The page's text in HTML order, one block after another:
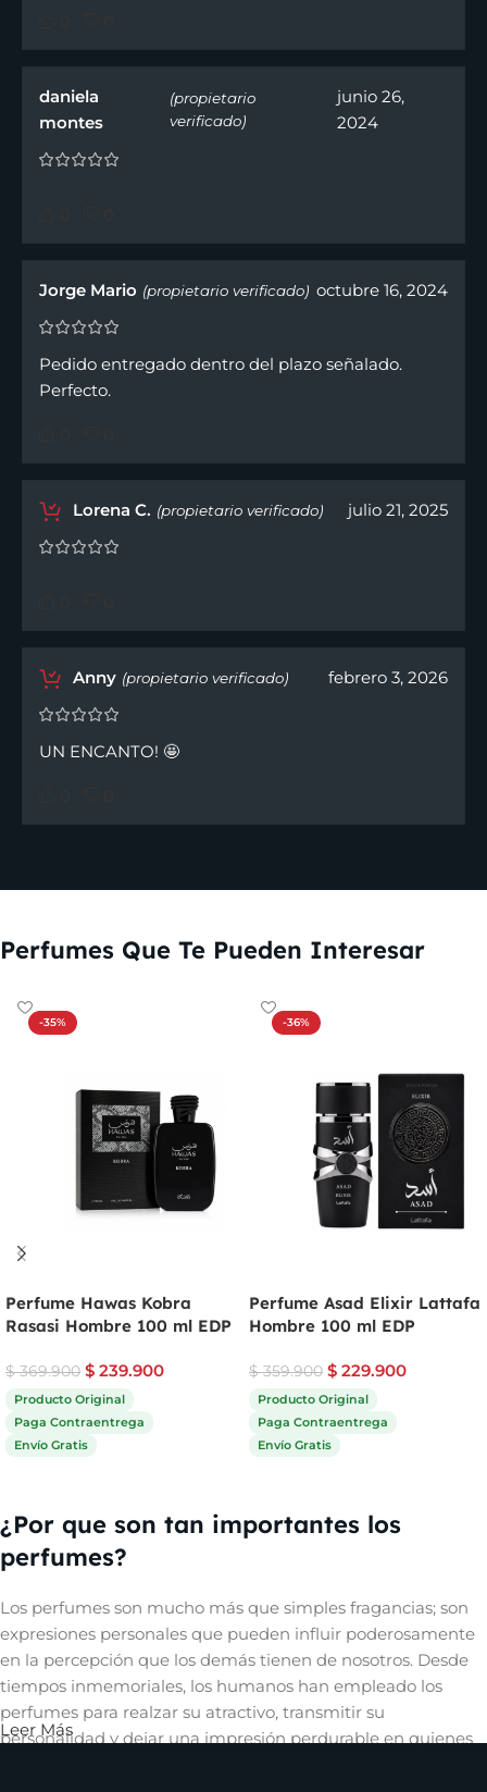
daniela
montes
(propietario
verificado)
junio 26,
2024
Jorge Mario (propietario verificado) octubre 16, 2024
Pedido entregado dentro del plazo señalado.
Perfecto.
Lorena C. (propietario verificado) julio 21, 2025
Anny (propietario verificado) febrero 3, 2026
UN ENCANTO! 🤩
Perfumes Que Te Pueden Interesar
-35%
Perfume Hawas Kobra
Rasasi Hombre 100 ml EDP
$369.900 $ 239.900
Producto Original
Paga Contraentrega
Envío Gratis
-36%
Perfume Asad Elixir Lattafa
Hombre 100 ml EDP
$359.900 $ 229.900
Producto Original
Paga Contraentrega
Envío Gratis
¿Por que son tan importantes los
perfumes?
Los perfumes son mucho más que simples fragancias; son
expresiones personales que pueden influir poderosamente
en la percepción que los demás tienen de nosotros. Desde
tiempos inmemoriales, los humanos han empleado los
perfumes para realzar su atractivo, transmitir su
personalidad y dejar una impresión perdurable en quienes
Leer Más